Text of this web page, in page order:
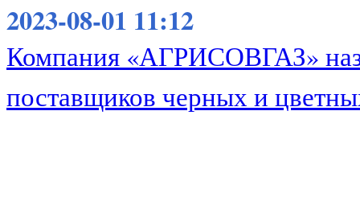
2023-08-01 11:12
Компания «АГРИСОВГАЗ»
поставщиков черных и